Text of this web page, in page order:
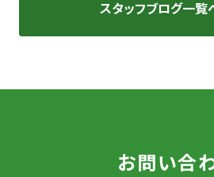
スタッフブログ一覧
お問い合